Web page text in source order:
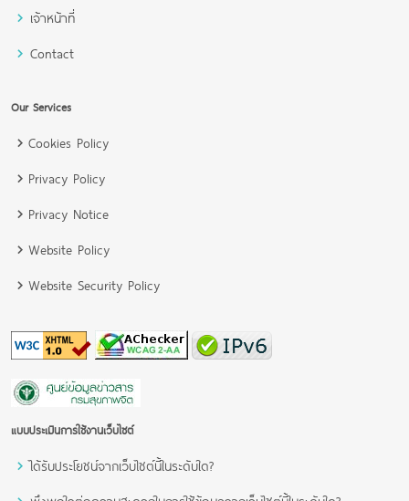
เจ้าหน้าที่
Contact
Our Services
Cookies Policy
Privacy Policy
Privacy Notice
Website Policy
Website Security Policy
แบบประเมินการใช้งานเว็บไซต์
ได้รับประโยชน์จากเว็บไซต์นี้ในระดับใด?